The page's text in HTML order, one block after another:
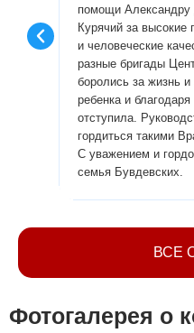
помощи
Курячий за
и человеческие
разные бригады
боролись за жизнь
ребенка и
отступила.
гордиться такими
С уважением и
семья Бувдевских.
ВСЕ
Фотогалерея о